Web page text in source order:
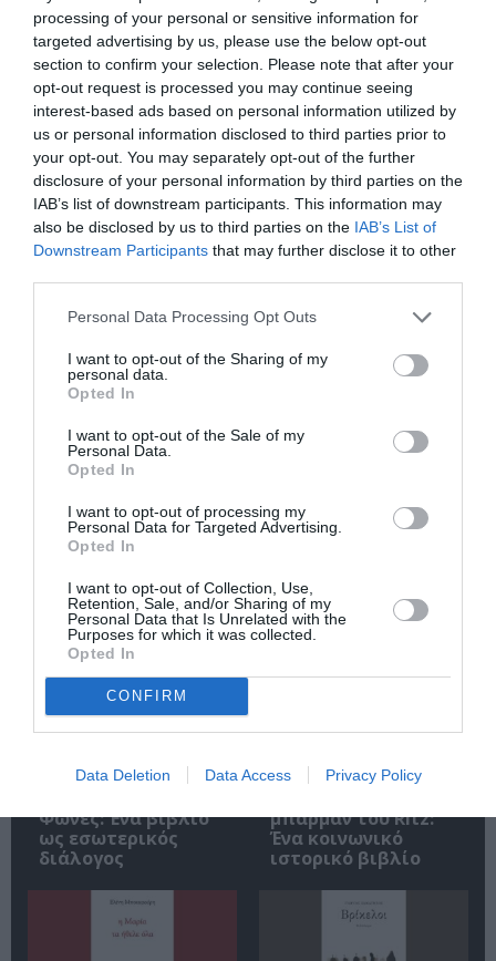
processing of your personal or sensitive information for
targeted advertising by us, please use the below opt-out
section to confirm your selection. Please note that after your
opt-out request is processed you may continue seeing
interest-based ads based on personal information utilized by
us or personal information disclosed to third parties prior to
your opt-out. You may separately opt-out of the further
disclosure of your personal information by third parties on the
IAB’s list of downstream participants. This information may
also be disclosed by us to third parties on the IAB’s List of
Downstream Participants that may further disclose it to other
Personal Data Processing Opt Outs
I want to opt-out of the Sharing of my
personal data.
Opted In
I want to opt-out of the Sale of my
Personal Data.
Opted In
I want to opt-out of processing my
Personal Data for Targeted Advertising.
Opted In
I want to opt-out of Collection, Use,
Retention, Sale, and/or Sharing of my
Personal Data that Is Unrelated with the
Purposes for which it was collected.
Opted In
CONFIRM
Data Deletion Data Access Privacy Policy
Πολιτισμό στοCulturenow.gr
Νέοι Διαγωνισμοί❯
Tags
ΕΚΔΟΣΕΙΣ ΚΛΕΙΔΑΡΙΘΜΟΣ
ΞΕΝΟΙ ΣΥΓΓΡΑΦΕΙΣ
ΠΕΖΟΓΡΑΦΙΑ
Newsletter
Κάθε βδομάδα στο e-mail σας τα τελευταία νέα για
Σχετικά Άρθρα
Φωνές: Ένα βιβλίο
ως εσωτερικός
διάλογος
μπάρμαν του Ritz:
Ένα κοινωνικό
ιστορικό βιβλίο